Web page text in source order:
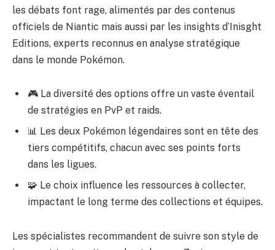
les débats font rage, alimentés par des contenus
officiels de Niantic mais aussi par les insights d’Inisght
Editions, experts reconnus en analyse stratégique
dans le monde Pokémon.
🎮 La diversité des options offre un vaste éventail
de stratégies en PvP et raids.
📊 Les deux Pokémon légendaires sont en tête des
tiers compétitifs, chacun avec ses points forts
dans les ligues.
🧩 Le choix influence les ressources à collecter,
impactant le long terme des collections et équipes.
Les spécialistes recommandent de suivre son style de